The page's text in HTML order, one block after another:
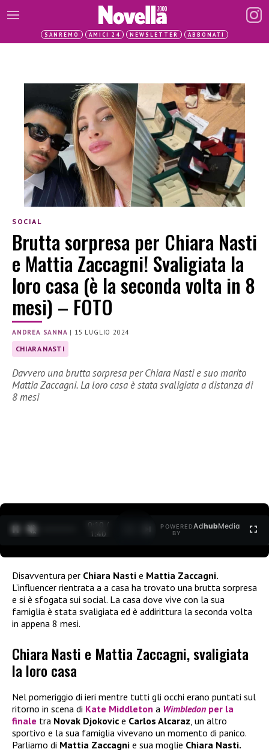
SANREMO AMICI 24 NEWSLETTER ABBONATI
SOCIAL
Brutta sorpresa per Chiara Nasti
e Mattia Zaccagni! Svaligiata la
loro casa (è la seconda volta in 8
mesi) – FOTO
ANDREA SANNA | 15 LUGLIO 2024
CHIARA NASTI
Davvero una brutta sorpresa per Chiara Nasti e suo marito
Mattia Zaccagni. La loro casa è stata svaligiata a distanza di
8 mesi
0:11 /
1:40
POWERED
BY
AdhubMedia
Disavventura per Chiara Nasti e Mattia Zaccagni.
L’influencer rientrata a a casa ha trovato una brutta sorpresa
e si è sfogata sui social. La casa dove vive con la sua
famiglia è stata svaligiata ed è addirittura la seconda volta
in appena 8 mesi.
Chiara Nasti e Mattia Zaccagni, svaligiata
la loro casa
Nel pomeriggio di ieri mentre tutti gli occhi erano puntati sul
ritorno in scena di Kate Middleton a Wimbledon per la
finale tra Novak Djokovic e Carlos Alcaraz, un altro
sportivo e la sua famiglia vivevano un momento di panico.
Parliamo di Mattia Zaccagni e sua moglie Chiara Nasti.